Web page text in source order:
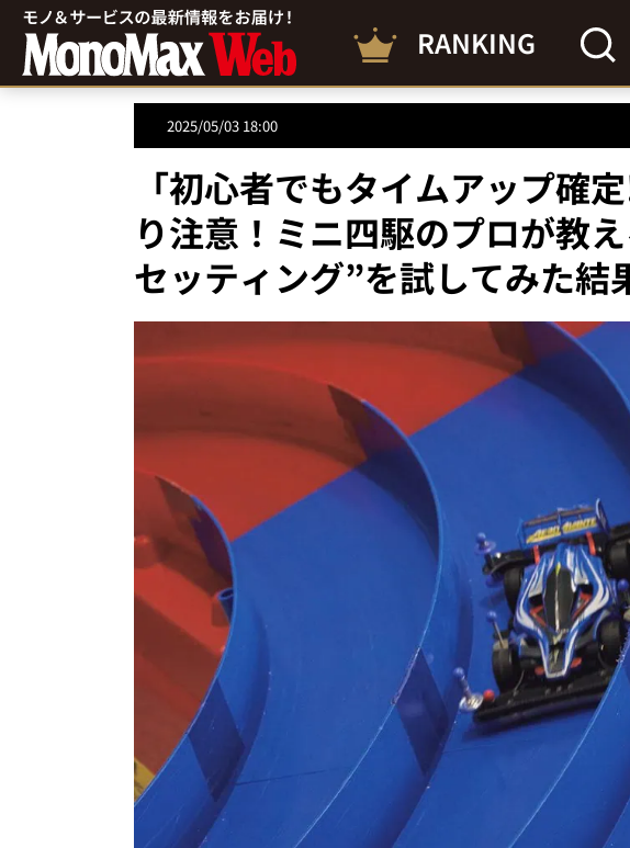
RANKING
2025/05/03 18:00
「初心者でもタイムアップ確
り注意！ミニ四駆のプロが教
セッティング”を試してみた